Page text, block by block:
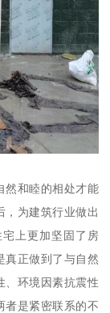
然和睦的相处才能
，为建筑行业做出
上更加坚固了房
真正做到了与自然
、环境因素抗震性
者是紧密联系的不